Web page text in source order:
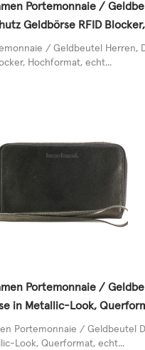
Portemonnaie /
Geldbörse RFID Blocker,
Leder, taupe/ Geldbeutel Herren,
Hochformat, echt...
Portemonnaie /
in Metallic-Look,
Portemonnaie / Geldbeutel
Look, Querformat, echt...